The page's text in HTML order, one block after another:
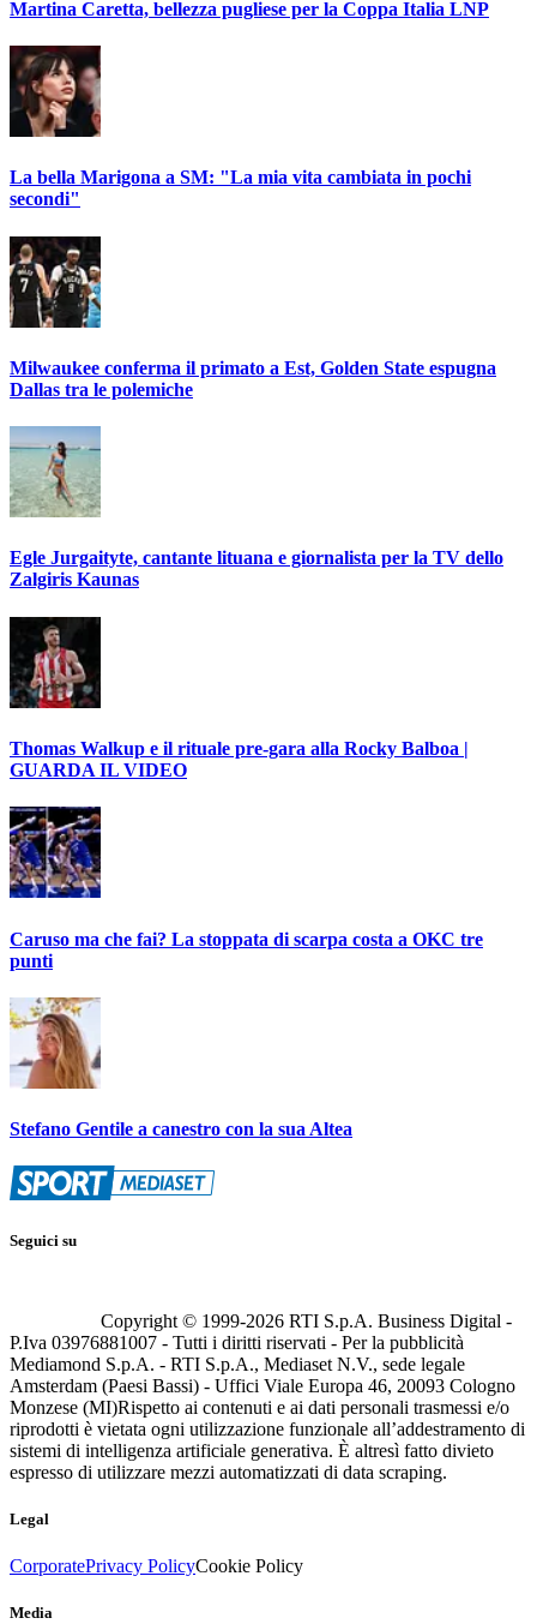
Martina Caretta, bellezza pugliese per la Coppa Italia LNP
La bella Marigona a SM: "La mia vita cambiata in pochi
secondi"
Milwaukee conferma il primato a Est, Golden State espugna
Dallas tra le polemiche
Egle Jurgaityte, cantante lituana e giornalista per la TV dello
Zalgiris Kaunas
Thomas Walkup e il rituale pre-gara alla Rocky Balboa |
GUARDA IL VIDEO
Caruso ma che fai? La stoppata di scarpa costa a OKC tre
punti
Stefano Gentile a canestro con la sua Altea
Seguici su
Copyright © 1999-2026 RTI S.p.A. Business Digital -
P.Iva 03976881007 - Tutti i diritti riservati - Per la pubblicità
Mediamond S.p.A. - RTI S.p.A., Mediaset N.V., sede legale
Amsterdam (Paesi Bassi) - Uffici Viale Europa 46, 20093 Cologno
Monzese (MI)Rispetto ai contenuti e ai dati personali trasmessi e/o
riprodotti è vietata ogni utilizzazione funzionale all’addestramento di
sistemi di intelligenza artificiale generativa. È altresì fatto divieto
espresso di utilizzare mezzi automatizzati di data scraping.
Legal
CorporatePrivacy PolicyCookie Policy
Media